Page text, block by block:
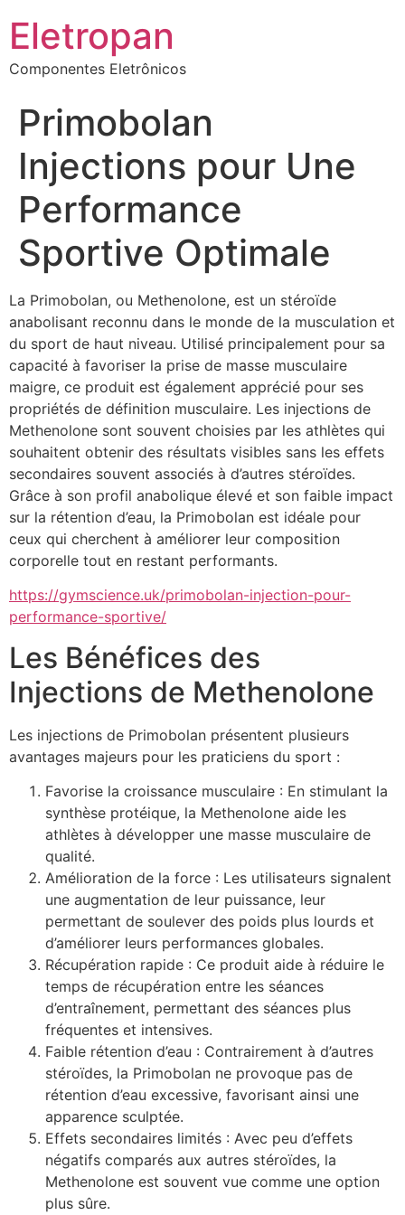
Eletropan
Componentes Eletrônicos
Primobolan
Injections pour Une
Performance
Sportive Optimale
La Primobolan, ou Methenolone, est un stéroïde
anabolisant reconnu dans le monde de la musculation et
du sport de haut niveau. Utilisé principalement pour sa
capacité à favoriser la prise de masse musculaire
maigre, ce produit est également apprécié pour ses
propriétés de définition musculaire. Les injections de
Methenolone sont souvent choisies par les athlètes qui
souhaitent obtenir des résultats visibles sans les effets
secondaires souvent associés à d’autres stéroïdes.
Grâce à son profil anabolique élevé et son faible impact
sur la rétention d’eau, la Primobolan est idéale pour
ceux qui cherchent à améliorer leur composition
corporelle tout en restant performants.
https://gymscience.uk/primobolan-injection-pour-
performance-sportive/
Les Bénéfices des
Injections de Methenolone
Les injections de Primobolan présentent plusieurs
avantages majeurs pour les praticiens du sport :
Favorise la croissance musculaire : En stimulant la
synthèse protéique, la Methenolone aide les
athlètes à développer une masse musculaire de
qualité.
Amélioration de la force : Les utilisateurs signalent
une augmentation de leur puissance, leur
permettant de soulever des poids plus lourds et
d’améliorer leurs performances globales.
Récupération rapide : Ce produit aide à réduire le
temps de récupération entre les séances
d’entraînement, permettant des séances plus
fréquentes et intensives.
Faible rétention d’eau : Contrairement à d’autres
stéroïdes, la Primobolan ne provoque pas de
rétention d’eau excessive, favorisant ainsi une
apparence sculptée.
Effets secondaires limités : Avec peu d’effets
négatifs comparés aux autres stéroïdes, la
Methenolone est souvent vue comme une option
plus sûre.